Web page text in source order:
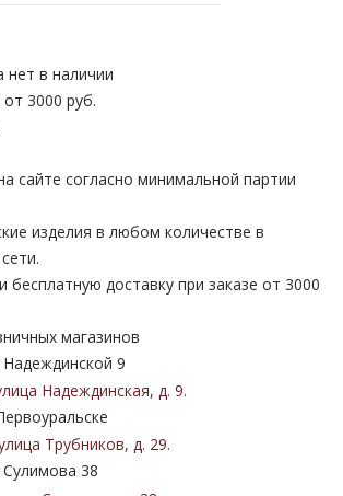
нет в наличии
3000 руб.
сайте согласно минимальной партии
изделия в любом количестве в
бесплатную доставку при заказе от 3000
магазинов
9
Надеждинская, д. 9.
Трубников, д. 29.
38